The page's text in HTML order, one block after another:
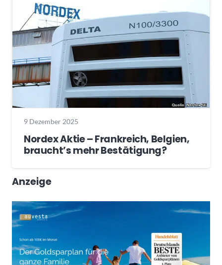
9 Dezember 2025
Nordex Aktie – Frankreich, Belgien,
braucht’s mehr Bestätigung?
Anzeige